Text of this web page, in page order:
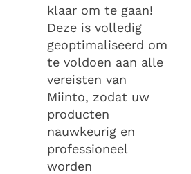
klaar om te gaan!
Deze is volledig
geoptimaliseerd om
te voldoen aan alle
vereisten van
Miinto, zodat uw
producten
nauwkeurig en
professioneel
worden